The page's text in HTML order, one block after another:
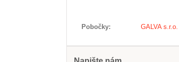
Pobočky GALVA